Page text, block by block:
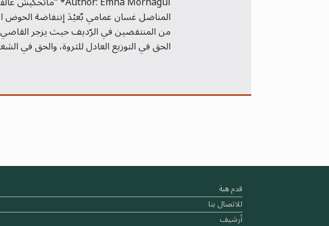
من المنتفضين في الرّديف حيث يزجر
الحق في التوزيع العادل للثروة، والحق في
قدم هبة
للاتصال بنا
أرشيف